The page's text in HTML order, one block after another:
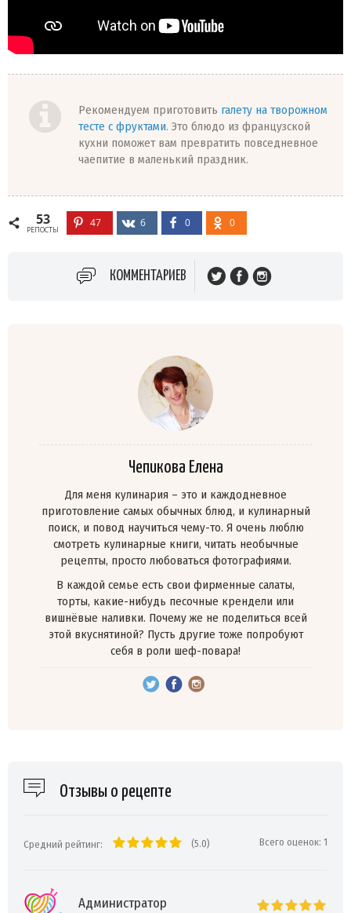
Рекомендуем приготовить галету на творожном
тесте с фруктами. Это блюдо из французской
кухни поможет вам превратить повседневное
чаепитие в маленький праздник.
53
РЕПОСТЫ
47 6 0 0
КОММЕНТАРИЕВ
Чепикова Елена
Для меня кулинария – это и каждодневное
приготовление самых обычных блюд, и кулинарный
поиск, и повод научиться чему-то. Я очень люблю
смотреть кулинарные книги, читать необычные
рецепты, просто любоваться фотографиями.
В каждой семье есть свои фирменные салаты,
торты, какие-нибудь песочные крендели или
вишнёвые наливки. Почему же не поделиться всей
этой вкуснятиной? Пусть другие тоже попробуют
себя в роли шеф-повара!
Отзывы о рецепте
Средний рейтинг: (5.0) Всего оценок: 1
Администратор